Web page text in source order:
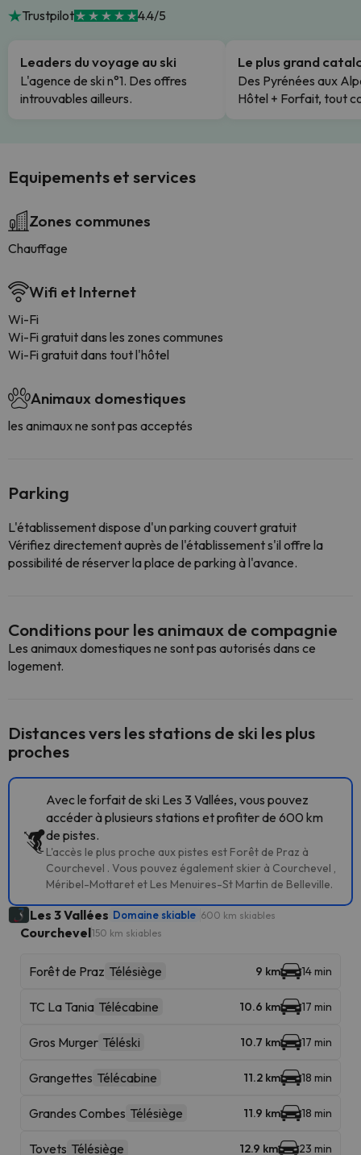
Trustpilot 4.4/5
Leaders du voyage au ski
L'agence de ski n°1. Des offres
introuvables ailleurs.
Le plus grand
Des Pyrénées aux
Hôtel + Forfait, tout
Equipements et services
Zones communes
Chauffage
Wifi et Internet
Wi-Fi
Wi-Fi gratuit dans les zones communes
Wi-Fi gratuit dans tout l'hôtel
Animaux domestiques
les animaux ne sont pas acceptés
Parking
L'établissement dispose d'un parking couvert gratuit
Vérifiez directement auprès de l'établissement s'il offre la
possibilité de réserver la place de parking à l'avance.
Conditions pour les animaux de compagnie
Les animaux domestiques ne sont pas autorisés dans ce
logement.
Distances vers les stations de ski les plus
proches
Avec le forfait de ski Les 3 Vallées, vous pouvez
accéder à plusieurs stations et profiter de 600 km
de pistes.
L'accès le plus proche aux pistes est Forêt de Praz à
Courchevel . Vous pouvez également skier à Courchevel ,
Méribel-Mottaret et Les Menuires-St Martin de Belleville.
Les 3 Vallées Domaine skiable 600 km skiables
Courchevel150 km skiables
Forêt de Praz Télésiège 9 km 14 min
TC La Tania Télécabine 10.6 km 17 min
Gros Murger Téléski 10.7 km 17 min
Grangettes Télécabine 11.2 km 18 min
Grandes Combes Télésiège 11.9 km 18 min
Tovets Télésiège 12.9 km 23 min